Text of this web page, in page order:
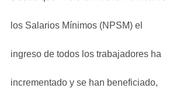
los Salarios Mínimos (NPSM) el
ingreso de todos los trabajadores ha
incrementado y se han beneficiado,